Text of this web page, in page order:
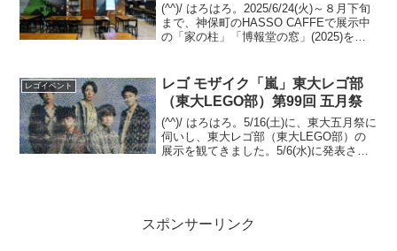
(^^)/ はろはろ。2025/6/24(火)～８月下旬
まで、神保町のHASSO CAFFEで展示中
の「家の柱」「博報堂の窓」(2025)を観
ったので、改めて伺い、...
レゴイベント
レゴ モザイク「嵐」東大レゴ部
（東大LEGO部）第99回 五月祭
(^^)/ はろはろ。5/16(土)に、東大五月祭に
伺いし、東大レゴ部（東大LEGO部）の
展示を観てきました。5/6(水)に発表され
スポンサーリンク